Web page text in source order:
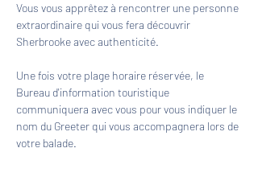
Vous vous apprêtez à rencontrer une personne
extraordinaire qui vous fera découvrir
Sherbrooke avec authenticité.
Une fois votre plage horaire réservée, le
Bureau d'information touristique
communiquera avec vous pour vous indiquer le
nom du Greeter qui vous accompagnera lors de
votre balade.